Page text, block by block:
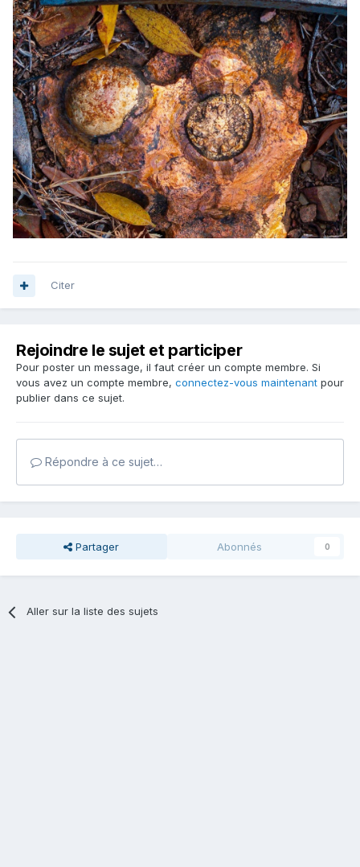
Citer
Rejoindre le sujet et participer
Pour poster un message, il faut créer un compte membre. Si
vous avez un compte membre, connectez-vous maintenant pour
publier dans ce sujet.
Répondre à ce sujet…
Partager Abonnés 0
Aller sur la liste des sujets